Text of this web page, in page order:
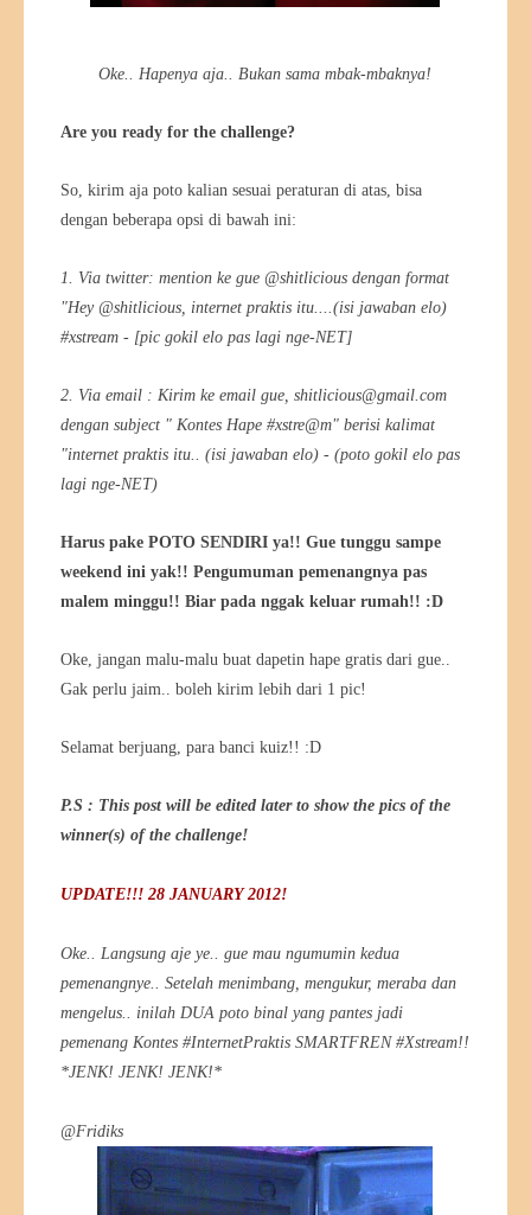
Oke.. Hapenya aja.. Bukan sama mbak-mbaknya!
Are you ready for the challenge?
So, kirim aja poto kalian sesuai peraturan di atas, bisa
dengan beberapa opsi di bawah ini:
1. Via twitter: mention ke gue @shitlicious dengan format
"Hey @shitlicious, internet praktis itu....(isi jawaban elo)
#xstream - [pic gokil elo pas lagi nge-NET]
2. Via email : Kirim ke email gue, shitlicious@gmail.com
dengan subject " Kontes Hape #xstre@m" berisi kalimat
"internet praktis itu.. (isi jawaban elo) - (poto gokil elo pas
lagi nge-NET)
Harus pake POTO SENDIRI ya!! Gue tunggu sampe
weekend ini yak!! Pengumuman pemenangnya pas
malem minggu!! Biar pada nggak keluar rumah!! :D
Oke, jangan malu-malu buat dapetin hape gratis dari gue..
Gak perlu jaim.. boleh kirim lebih dari 1 pic!
Selamat berjuang, para banci kuiz!! :D
P.S : This post will be edited later to show the pics of the
winner(s) of the challenge!
UPDATE!!! 28 JANUARY 2012!
Oke.. Langsung aje ye.. gue mau ngumumin kedua
pemenangnye.. Setelah menimbang, mengukur, meraba dan
mengelus.. inilah DUA poto binal yang pantes jadi
pemenang Kontes #InternetPraktis SMARTFREN #Xstream!!
*JENK! JENK! JENK!*
@Fridiks